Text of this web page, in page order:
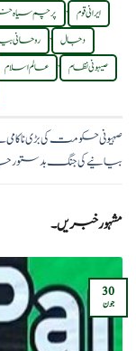
ایرانی قوم , پرچم سیاه
دجال , روحانی
صیہونی نظام , عالم اسلام
صہیونی حکومت کی بڑی
بیانیے کی جنگ بدستور
مشہور خبریں۔
30
جون